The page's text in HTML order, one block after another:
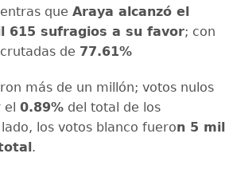
que Araya alcanzó el
615 sufragios a su favor; con
de 77.61%
más de un millón; votos nulos
el 0.89% del total de los
los votos blanco fueron 5 mil
.